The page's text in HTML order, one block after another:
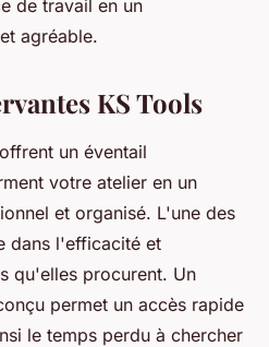
de travail en un
agréable.
KS Tools
un éventail
votre atelier en un
et organisé. L'une des
dans l'efficacité et
qu'elles procurent. Un
permet un accès rapide
le temps perdu à chercher